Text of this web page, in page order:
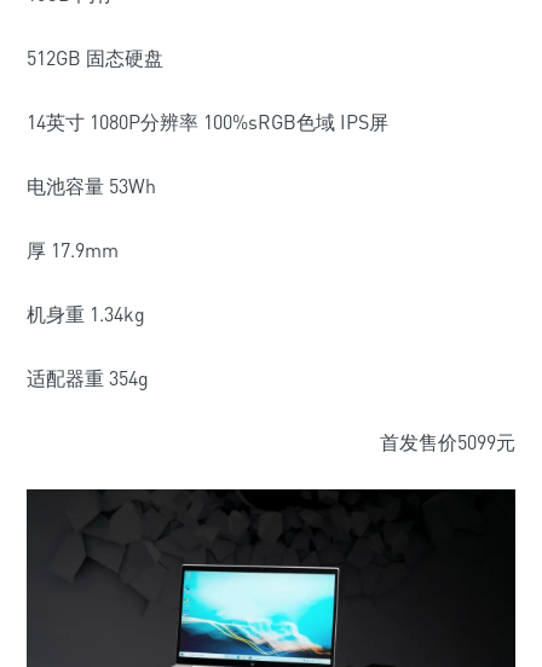
512GB 固态硬盘
14英寸 1080P分辨率 100%sRGB色域 IPS屏
电池容量 53Wh
厚 17.9mm
机身重 1.34kg
适配器重 354g
首发售价5099元